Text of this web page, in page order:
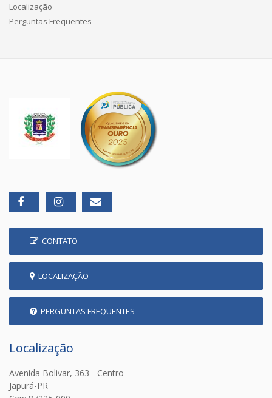
Localização
Perguntas Frequentes
CONTATO
LOCALIZAÇÃO
PERGUNTAS FREQUENTES
Localização
Avenida Bolivar, 363 - Centro
Japurá-PR